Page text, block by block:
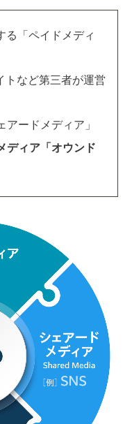
る「ペイドメディ
トなど第三者が運営
アードメディア」
ディア「オウンド